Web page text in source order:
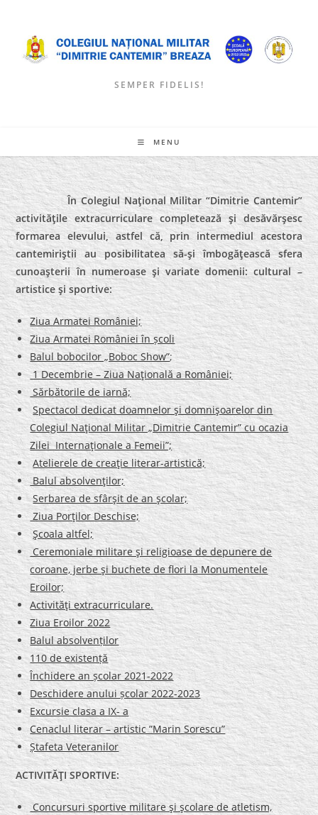
content
SEMPER FIDELIS!
MENU
În Colegiul Naţional Militar “Dimitrie Cantemir”
activităţile extracurriculare completează şi desăvărşesc
formarea elevului, astfel că, prin intermediul acestora
cantemiriştii au posibilitatea să-şi îmbogăţească sfera
cunoaşterii în numeroase şi variate domenii: cultural –
artistice şi sportive:
Ziua Armatei României;
Ziua Armatei României în școli
Balul bobocilor „Boboc Show”;
1 Decembrie – Ziua Naţională a României;
Sărbătorile de iarnă;
Spectacol dedicat doamnelor şi domnişoarelor din
Colegiul Naţional Militar „Dimitrie Cantemir” cu ocazia
Zilei Internaţionale a Femeii”;
Atelierele de creaţie literar-artistică;
Balul absolvenţilor;
Serbarea de sfârşit de an şcolar;
Ziua Porţilor Deschise;
Şcoala altfel;
Ceremoniale militare şi religioase de depunere de
coroane, jerbe şi buchete de flori la Monumentele
Eroilor;
Activităţi extracurriculare.
Ziua Eroilor 2022
Balul absolvenților
110 de existență
Închidere an școlar 2021-2022
Deschidere anului școlar 2022-2023
Excursie clasa a IX- a
Cenaclul literar – artistic ”Marin Sorescu”
Ștafeta Veteranilor
ACTIVITĂŢI SPORTIVE:
Concursuri sportive militare şi şcolare de atletism,